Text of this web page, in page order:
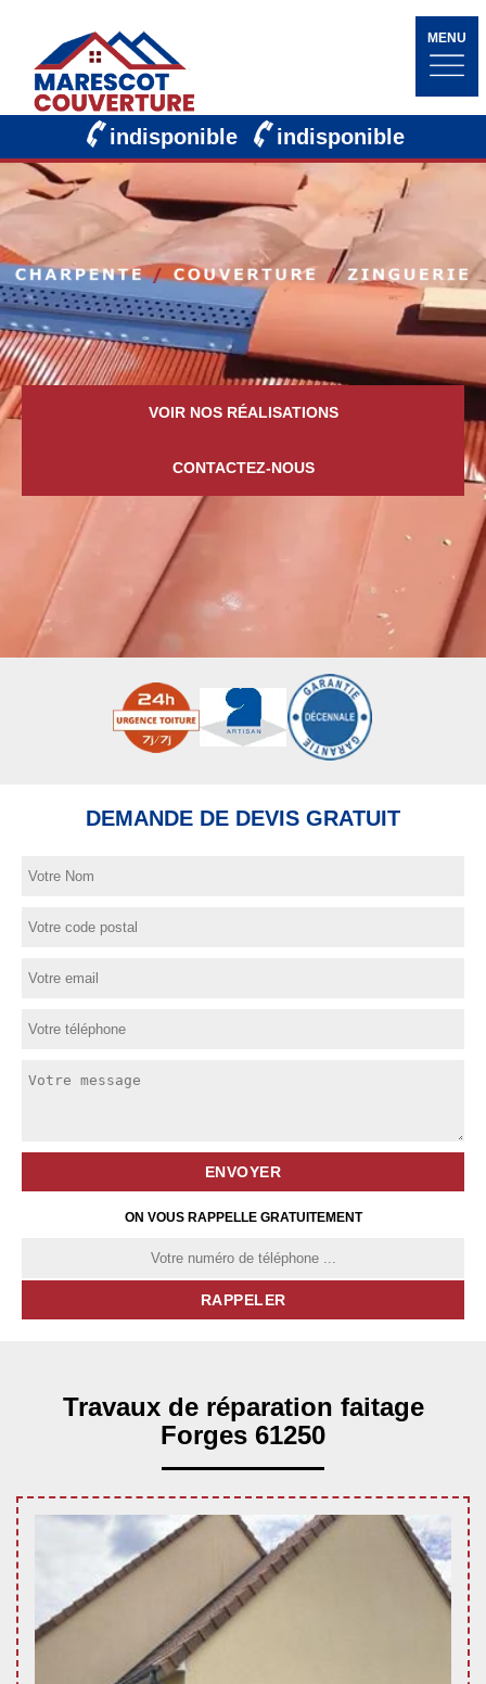
MENU
indisponible indisponible
VOIR NOS RÉALISATIONS
CONTACTEZ-NOUS
DEMANDE DE DEVIS GRATUIT
ON VOUS RAPPELLE GRATUITEMENT
Travaux de réparation faitage
Forges 61250